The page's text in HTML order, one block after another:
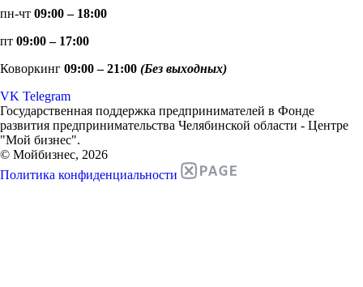
пн-чт 09:00 – 18:00
пт 09:00 – 17:00
Коворкинг 09:00 – 21:00 (Без выходных)
VK Telegram
Государственная поддержка предпринимателей в Фонде
развития предпринимательства Челябинской области - Центре
"Мой бизнес".
© Мойбизнес, 2026
Политика конфиденциальности